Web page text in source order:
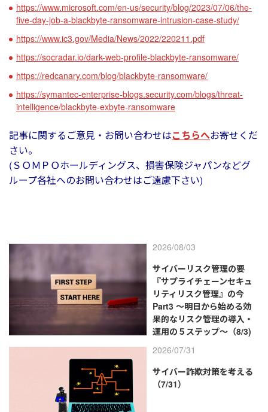
https://www.microsoft.com/en-us/security/blog/2023/07/06/the-
five-day-job-a-blackbyte-ransomware-intrusion-case-study/
https://www.ic3.gov/Media/News/2022/220211.pdf
https://socradar.io/dark-web-profile-blackbyte-ransomware/
https://redcanary.com/blog/blackbyte-ransomware/
https://symantec-enterprise-blogs.security.com/blogs/threat-
intelligence/blackbyte-exbyte-ransomware
記事に関するご意見・お問い合わせはこちらへお寄せくだ
さい。
(ＳＯＭＰＯホールディングス、損害保険ジャパンなどグ
ループ各社へのお問い合わせはご遠慮下さい)
2026/08/03
サイバーリスク管理の要
『サプライチェーンセキュ
リティリスク管理』の今
Part3 ～明日から始める効
果的なリスク管理の導入・
運用の５ステップ～（8/3)
2026/07/31
サイバー詐欺対策を考える
（7/31）